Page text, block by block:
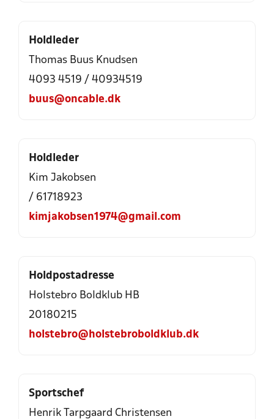
Holdleder
Thomas Buus Knudsen
4093 4519 / 40934519
buus@oncable.dk
Holdleder
Kim Jakobsen
/ 61718923
kimjakobsen1974@gmail.com
Holdpostadresse
Holstebro Boldklub HB
20180215
holstebro@holstebroboldklub.dk
Sportschef
Henrik Tarpgaard Christensen